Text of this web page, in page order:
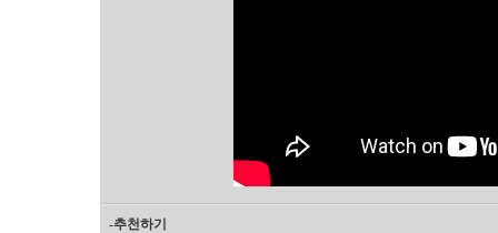
-추천하기